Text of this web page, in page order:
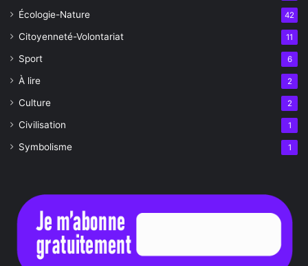
Écologie-Nature 42
Citoyenneté-Volontariat 11
Sport 6
À lire 2
Culture 2
Civilisation 1
Symbolisme 1